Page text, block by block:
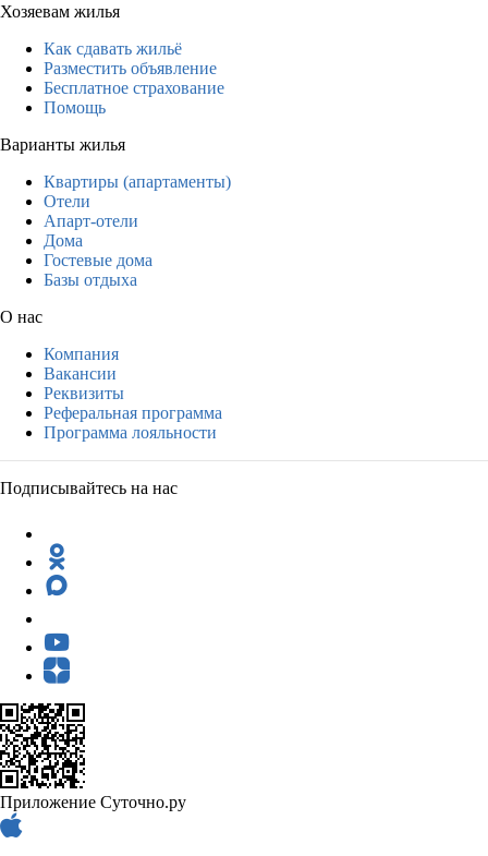
Хозяевам жилья
Как сдавать жильё
Разместить объявление
Бесплатное страхование
Помощь
Варианты жилья
Квартиры (апартаменты)
Отели
Апарт-отели
Дома
Гостевые дома
Базы отдыха
О нас
Компания
Вакансии
Реквизиты
Реферальная программа
Программа лояльности
Подписывайтесь на нас
Приложение Суточно.ру